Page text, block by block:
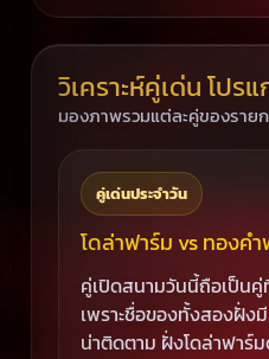
วิเคราะห์คู่เด่น โปร
มองภาพรวมแต่ละคู่ของราย
คู่เด่นประจำวัน
โดล่าฟาร์ม vs ทองค
คู่เปิดสนามวันนี้ถือเป็นคู่
เพราะชื่อของทั้งสองฝั่ง
น่าติดตาม ฝั่งโดล่าฟาร์